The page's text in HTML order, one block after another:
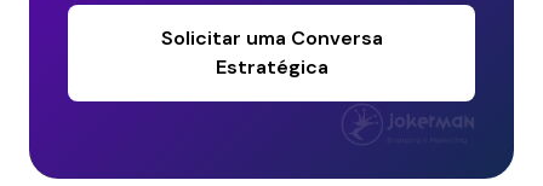
Solicitar uma Conversa
Estratégica